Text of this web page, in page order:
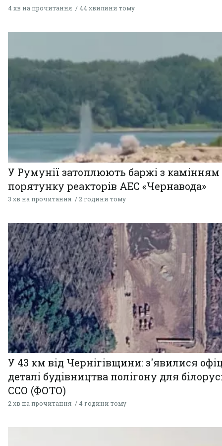
4 хв на прочитання 44 хвилини тому
У Румунії затоплюють баржі з
порятунку реакторів АЕС «Чернавода»
3 хв на прочитання 2 години тому
У 43 км від Чернігівщини: з'явилися
деталі будівництва полігону для
ССО (ФОТО)
2 хв на прочитання 4 години тому